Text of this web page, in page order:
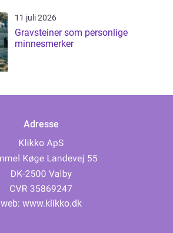
11 juli 2026
Gravsteiner som personlige
minnesmerker
Adresse
web: www.klikko.dk